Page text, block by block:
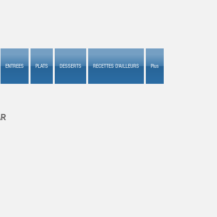
ENTREES PLATS DESSERTS RECETTES D'AILLEURS Plus